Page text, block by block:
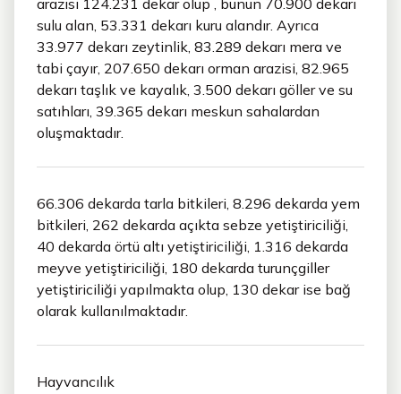
arazisi 124.231 dekar olup , bunun 70.900 dekarı
sulu alan, 53.331 dekarı kuru alandır. Ayrıca
33.977 dekarı zeytinlik, 83.289 dekarı mera ve
tabi çayır, 207.650 dekarı orman arazisi, 82.965
dekarı taşlık ve kayalık, 3.500 dekarı göller ve su
satıhları, 39.365 dekarı meskun sahalardan
oluşmaktadır.
66.306 dekarda tarla bitkileri, 8.296 dekarda yem
bitkileri, 262 dekarda açıkta sebze yetiştiriciliği,
40 dekarda örtü altı yetiştiriciliği, 1.316 dekarda
meyve yetiştiriciliği, 180 dekarda turunçgiller
yetiştiriciliği yapılmakta olup, 130 dekar ise bağ
olarak kullanılmaktadır.
Hayvancılık